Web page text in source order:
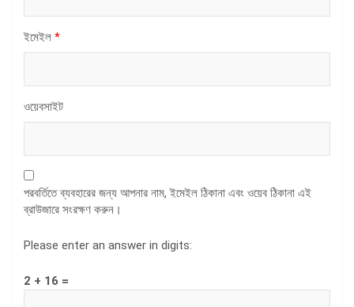
ইমেইল *
ওয়েবসাইট
পরবর্তিতে ব্যবহারের জন্য আপনার নাম, ইমেইল ঠিকানা এবং ওয়েব ঠিকানা এই
ব্রাউজারে সংরক্ষণ করুন।
Please enter an answer in digits:
2 + 16 =